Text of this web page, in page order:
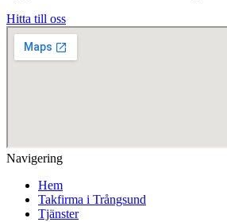
Hitta till oss
Navigering
Hem
Takfirma i Trångsund
Tjänster